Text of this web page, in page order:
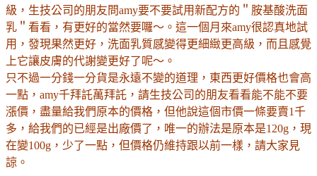
級，生技公司的朋友問amy要不要試用新配方的＂胺基酸洗面
乳＂看看，有更好的當然要囉～。這一個月來amy很認真地試
用，發現果然更好，洗面乳質感變得更細緻更高級，而且感覺
上它讓皮膚的代謝變更好了呢～。
只不過一分錢一分貨是永遠不變的道理，東西更好價格也會高
一點，amy千拜託萬拜託，請生技公司的朋友看看能不能不要
漲價，盡量給我們原本的價格，但他說這個市價一條要賣1千
多，給我們的已經是出廠價了，唯一的辦法是原本是120g，現
在變100g，少了一點，但價格仍維持跟以前一樣，請大家見
諒。